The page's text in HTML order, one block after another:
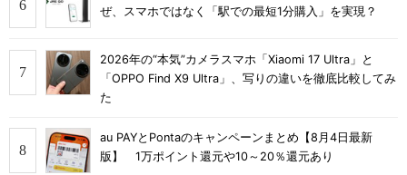
ぜ、スマホではなく「駅での最短1分購入」を実現？
2026年の“本気”カメラスマホ「Xiaomi 17 Ultra」と
「OPPO Find X9 Ultra」、写りの違いを徹底比較してみ
た
au PAYとPontaのキャンペーンまとめ【8月4日最新
版】 1万ポイント還元や10～20％還元あり